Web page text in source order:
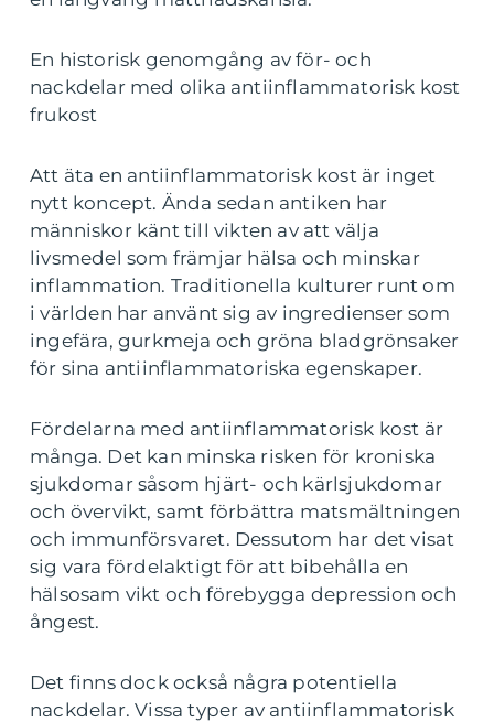
En historisk genomgång av för- och
nackdelar med olika antiinflammatorisk kost
frukost
Att äta en antiinflammatorisk kost är inget
nytt koncept. Ända sedan antiken har
människor känt till vikten av att välja
livsmedel som främjar hälsa och minskar
inflammation. Traditionella kulturer runt om
i världen har använt sig av ingredienser som
ingefära, gurkmeja och gröna bladgrönsaker
för sina antiinflammatoriska egenskaper.
Fördelarna med antiinflammatorisk kost är
många. Det kan minska risken för kroniska
sjukdomar såsom hjärt- och kärlsjukdomar
och övervikt, samt förbättra matsmältningen
och immunförsvaret. Dessutom har det visat
sig vara fördelaktigt för att bibehålla en
hälsosam vikt och förebygga depression och
ångest.
Det finns dock också några potentiella
nackdelar. Vissa typer av antiinflammatorisk